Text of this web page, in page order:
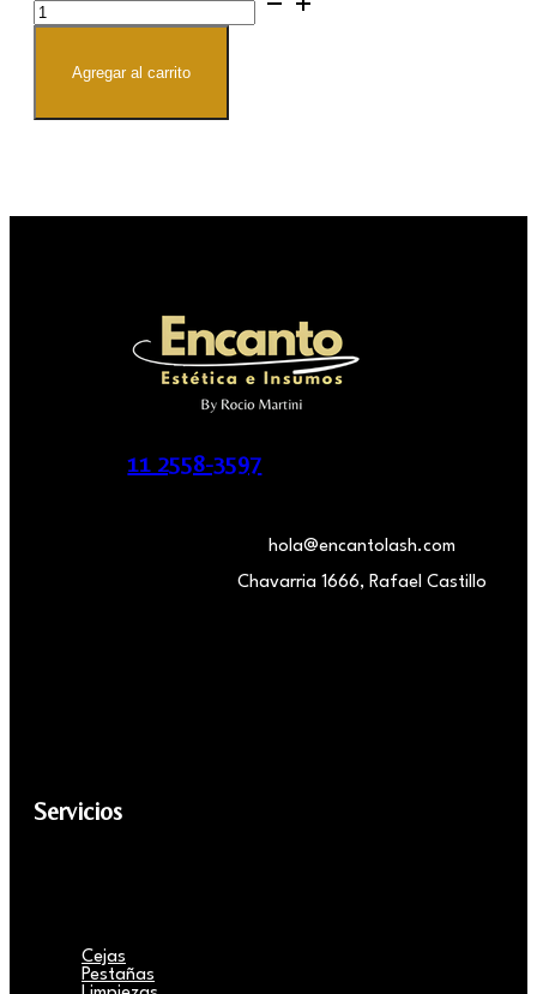
auxiliar
pedicura
cantidadAgregar al carrito
11 2558-3597
hola@encantolash.com
Chavarria 1666, Rafael Castillo
Servicios
Cejas
Pestañas